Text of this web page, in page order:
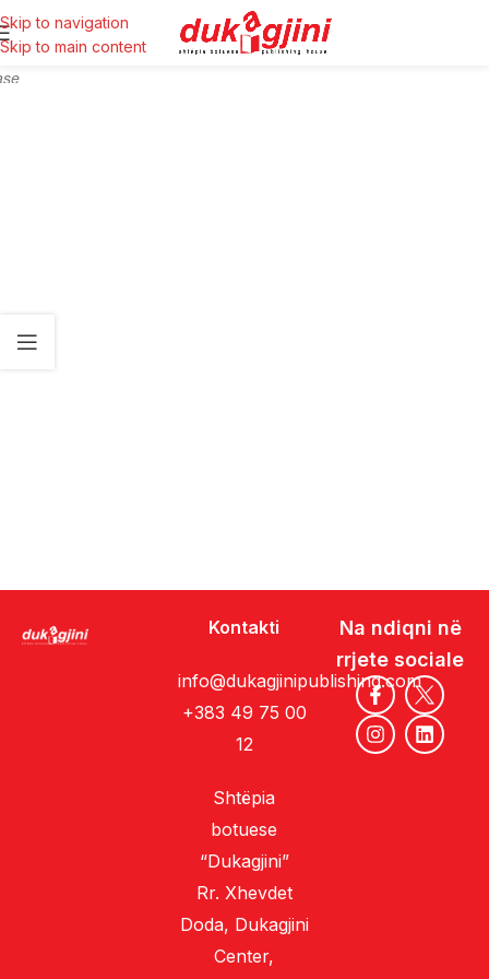
Skip to navigation
Skip to main content
Kontakti
info@dukagjinipublishing.com
+383 49 75 00
12
Shtëpia
botuese
“Dukagjini”
Rr. Xhevdet
Doda, Dukagjini
Center,
Na ndiqni në
rrjete sociale